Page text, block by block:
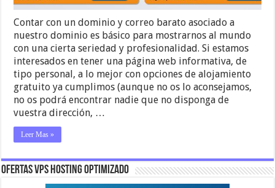
Contar con un dominio y correo barato asociado a
nuestro dominio es básico para mostrarnos al mundo
con una cierta seriedad y profesionalidad. Si estamos
interesados en tener una página web informativa, de
tipo personal, a lo mejor con opciones de alojamiento
gratuito ya cumplimos (aunque no os lo aconsejamos,
no os podrá encontrar nadie que no disponga de
vuestra dirección, …
Leer Mas »
OFERTAS VPS HOSTING OPTIMIZADO